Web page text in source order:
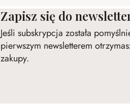
Zapisz się do
Jeśli subskrypcja została
pierwszym newsletterem
zakupy.